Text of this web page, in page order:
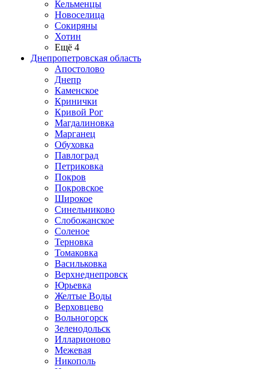
Кельменцы
Новоселица
Сокиряны
Хотин
Ещё 4
Днепропетровская область
Апостолово
Днепр
Каменское
Кринички
Кривой Рог
Магдалиновка
Марганец
Обуховка
Павлоград
Петриковка
Покров
Покровское
Широкое
Синельниково
Слобожанское
Соленое
Терновка
Томаковка
Васильковка
Верхнеднепровск
Юрьевка
Желтые Воды
Верховцево
Вольногорск
Зеленодольск
Илларионово
Межевая
Никополь